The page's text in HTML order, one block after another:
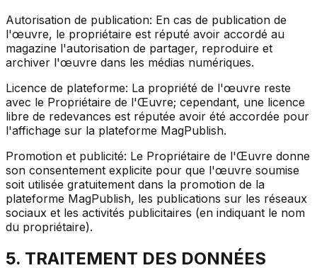
Autorisation de publication: En cas de publication de
l'œuvre, le propriétaire est réputé avoir accordé au
magazine l'autorisation de partager, reproduire et
archiver l'œuvre dans les médias numériques.
Licence de plateforme: La propriété de l'œuvre reste
avec le Propriétaire de l'Œuvre; cependant, une licence
libre de redevances est réputée avoir été accordée pour
l'affichage sur la plateforme MagPublish.
Promotion et publicité: Le Propriétaire de l'Œuvre donne
son consentement explicite pour que l'œuvre soumise
soit utilisée gratuitement dans la promotion de la
plateforme MagPublish, les publications sur les réseaux
sociaux et les activités publicitaires (en indiquant le nom
du propriétaire).
5. TRAITEMENT DES DONNÉES